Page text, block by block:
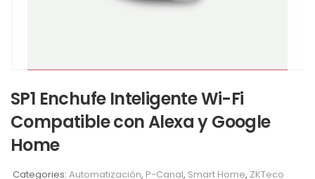
SP1 Enchufe Inteligente Wi-Fi
Compatible con Alexa y Google
Home
Categories: Automatización, P-Canal, Smart Home, ZKTeco